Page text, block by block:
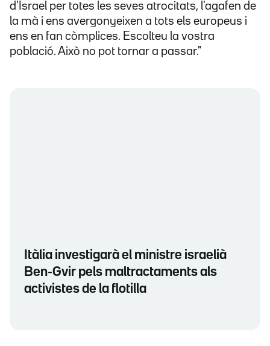
d'Israel per totes les seves atrocitats, l'agafen de
la mà i ens avergonyeixen a tots els europeus i
ens en fan còmplices. Escolteu la vostra
població. Això no pot tornar a passar."
Itàlia investigarà el ministre israelià
Ben-Gvir pels maltractaments als
activistes de la flotilla